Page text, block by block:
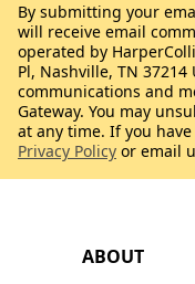
ABOUT
By submitting your
will receive email
operated by
Pl, Nashville, TN
communications and
Gateway. You may
at any time. If you
Privacy Policy or email